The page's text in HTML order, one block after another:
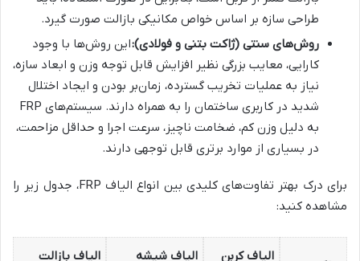
طراحی سازه بر اساس خواص مکانیکی بازالت صورت گیرد.
روش‌های سنتی (ژاکت بتنی و فولادی):این روش‌ها با وجود
کارایی، معایب بزرگی نظیر افزایش قابل توجه وزن و ابعاد سازه،
نیاز به عملیات تخریب گسترده، زمان‌بر بودن و ایجاد اختلال
شدید در کاربری ساختمان را به همراه دارند. سیستم‌های FRP
به دلیل وزن کم، ضخامت ناچیز، سرعت اجرا و حداقل مزاحمت،
در بسیاری از موارد برتری قابل توجهی دارند.
برای درک بهتر تفاوت‌های کلیدی بین انواع الیاف FRP، جدول زیر را
مشاهده کنید:
الیاف کربن
الیاف شیشه
الیاف بازالت